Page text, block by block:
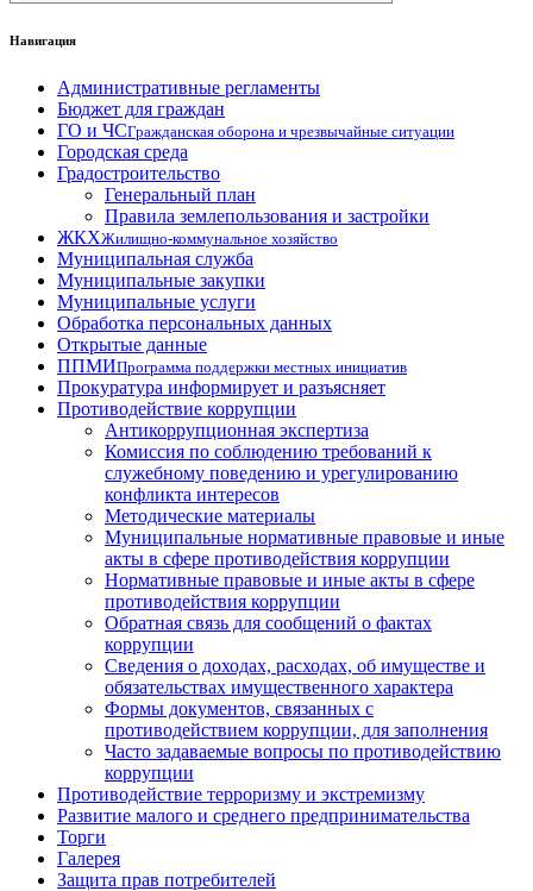
Навигация
Административные регламенты
Бюджет для граждан
ГО и ЧСГражданская оборона и чрезвычайные ситуации
Городская среда
Градостроительство
Генеральный план
Правила землепользования и застройки
ЖКХЖилищно-коммунальное хозяйство
Муниципальная служба
Муниципальные закупки
Муниципальные услуги
Обработка персональных данных
Открытые данные
ППМИПрограмма поддержки местных инициатив
Прокуратура информирует и разъясняет
Противодействие коррупции
Антикоррупционная экспертиза
Комиссия по соблюдению требований к
служебному поведению и урегулированию
конфликта интересов
Методические материалы
Муниципальные нормативные правовые и иные
акты в сфере противодействия коррупции
Нормативные правовые и иные акты в сфере
противодействия коррупции
Обратная связь для сообщений о фактах
коррупции
Сведения о доходах, расходах, об имуществе и
обязательствах имущественного характера
Формы документов, связанных с
противодействием коррупции, для заполнения
Часто задаваемые вопросы по противодействию
коррупции
Противодействие терроризму и экстремизму
Развитие малого и среднего предпринимательства
Торги
Галерея
Защита прав потребителей